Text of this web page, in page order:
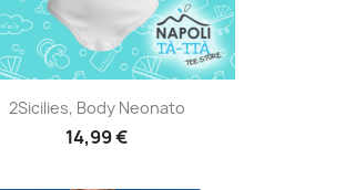
2Sicilies, Body Neonato
14,99 €